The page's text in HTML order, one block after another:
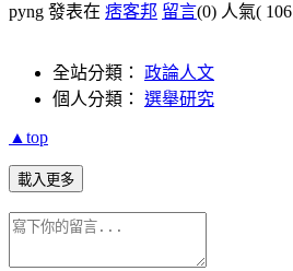
pyng 發表在 痞客邦 留言(0) 人氣( 106
全站分類： 政論人文
個人分類： 選舉研究
▲top
載入更多